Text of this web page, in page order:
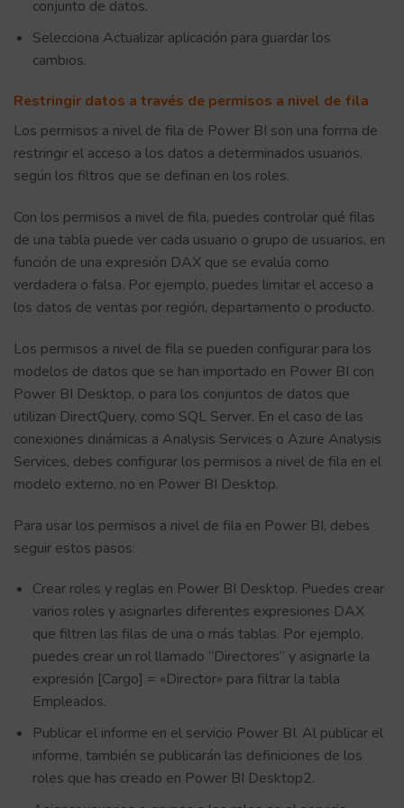
conjunto de datos.
Selecciona Actualizar aplicación para guardar los
cambios.
Restringir datos a través de permisos a nivel de fila
Los permisos a nivel de fila de Power BI son una forma de
restringir el acceso a los datos a determinados usuarios,
según los filtros que se definan en los roles.
Con los permisos a nivel de fila, puedes controlar qué filas
de una tabla puede ver cada usuario o grupo de usuarios, en
función de una expresión DAX que se evalúa como
verdadera o falsa. Por ejemplo, puedes limitar el acceso a
los datos de ventas por región, departamento o producto.
Los permisos a nivel de fila se pueden configurar para los
modelos de datos que se han importado en Power BI con
Power BI Desktop, o para los conjuntos de datos que
utilizan DirectQuery, como SQL Server. En el caso de las
conexiones dinámicas a Analysis Services o Azure Analysis
Services, debes configurar los permisos a nivel de fila en el
modelo externo, no en Power BI Desktop.
Para usar los permisos a nivel de fila en Power BI, debes
seguir estos pasos:
Crear roles y reglas en Power BI Desktop. Puedes crear
varios roles y asignarles diferentes expresiones DAX
que filtren las filas de una o más tablas. Por ejemplo,
puedes crear un rol llamado “Directores” y asignarle la
expresión [Cargo] = «Director» para filtrar la tabla
Empleados.
Publicar el informe en el servicio Power BI. Al publicar el
informe, también se publicarán las definiciones de los
roles que has creado en Power BI Desktop2.